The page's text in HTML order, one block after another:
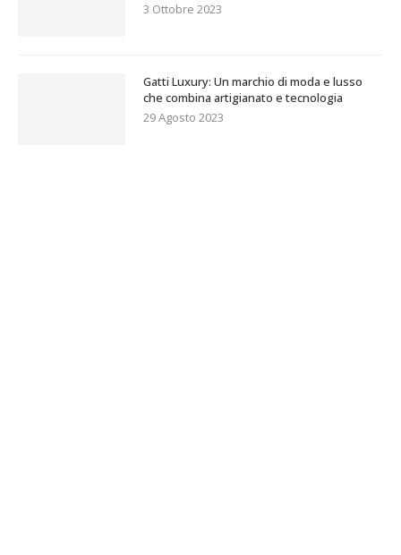
3 Ottobre 2023
Gatti Luxury: Un marchio di moda e lusso
che combina artigianato e tecnologia
29 Agosto 2023